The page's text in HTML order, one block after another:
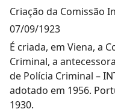
Criação da Comissão
07/09/1923
É criada, em Viena, a
Criminal, a
de Polícia Criminal –
adotado em 1956.
1930.